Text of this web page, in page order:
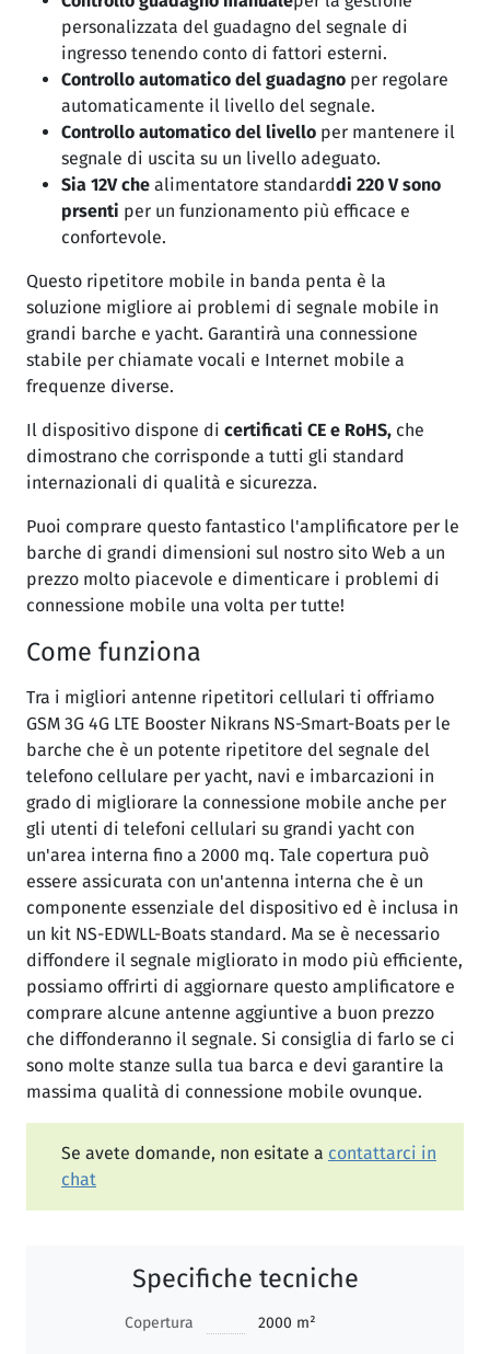
personalizzata del guadagno del segnale di
ingresso tenendo conto di fattori esterni.
Controllo automatico del guadagno per regolare
automaticamente il livello del segnale.
Controllo automatico del livello per mantenere il
segnale di uscita su un livello adeguato.
Sia 12V che alimentatore standarddi 220 V sono
prsenti per un funzionamento più efficace e
confortevole.
Questo ripetitore mobile in banda penta è la
soluzione migliore ai problemi di segnale mobile in
grandi barche e yacht. Garantirà una connessione
stabile per chiamate vocali e Internet mobile a
frequenze diverse.
Il dispositivo dispone di certificati CE e RoHS, che
dimostrano che corrisponde a tutti gli standard
internazionali di qualità e sicurezza.
Puoi comprare questo fantastico l'amplificatore per le
barche di grandi dimensioni sul nostro sito Web a un
prezzo molto piacevole e dimenticare i problemi di
connessione mobile una volta per tutte!
Come funziona
Tra i migliori antenne ripetitori cellulari ti offriamo
GSM 3G 4G LTE Booster Nikrans NS-Smart-Boats per le
barche che è un potente ripetitore del segnale del
telefono cellulare per yacht, navi e imbarcazioni in
grado di migliorare la connessione mobile anche per
gli utenti di telefoni cellulari su grandi yacht con
un'area interna fino a 2000 mq. Tale copertura può
essere assicurata con un'antenna interna che è un
componente essenziale del dispositivo ed è inclusa in
un kit NS-EDWLL-Boats standard. Ma se è necessario
diffondere il segnale migliorato in modo più efficiente,
possiamo offrirti di aggiornare questo amplificatore e
comprare alcune antenne aggiuntive a buon prezzo
che diffonderanno il segnale. Si consiglia di farlo se ci
sono molte stanze sulla tua barca e devi garantire la
massima qualità di connessione mobile ovunque.
Se avete domande, non esitate a contattarci in
chat
Specifiche tecniche
Copertura 2000 m²